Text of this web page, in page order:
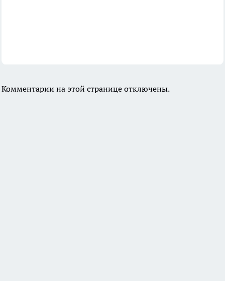
Комментарии на этой странице отключены.